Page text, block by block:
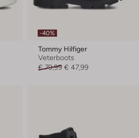
-40%
Tommy Hilfiger
Veterboots
€ 79,99 € 47,99